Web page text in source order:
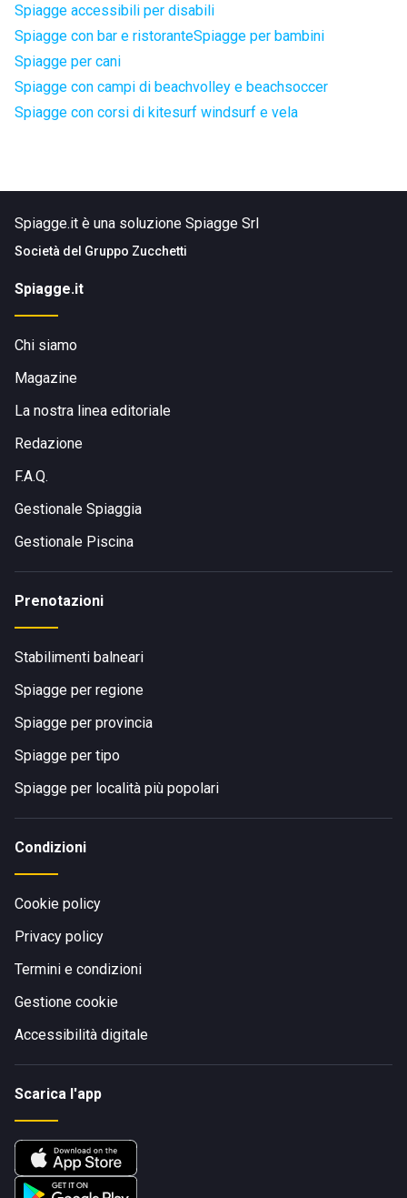
Spiagge accessibili per disabili
Spiagge con bar e ristoranteSpiagge per bambini
Spiagge per cani
Spiagge con campi di beachvolley e beachsoccer
Spiagge con corsi di kitesurf windsurf e vela
Spiagge.it è una soluzione Spiagge Srl
Società del Gruppo Zucchetti
Spiagge.it
Chi siamo
Magazine
La nostra linea editoriale
Redazione
F.A.Q.
Gestionale Spiaggia
Gestionale Piscina
Prenotazioni
Stabilimenti balneari
Spiagge per regione
Spiagge per provincia
Spiagge per tipo
Spiagge per località più popolari
Condizioni
Cookie policy
Privacy policy
Termini e condizioni
Gestione cookie
Accessibilità digitale
Scarica l'app